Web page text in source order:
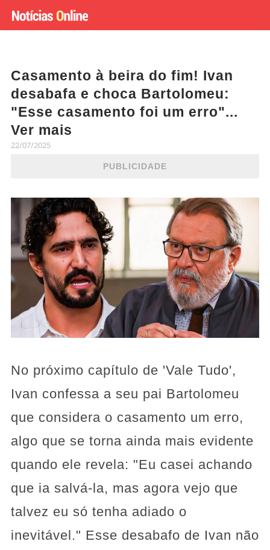
Casamento à beira do fim! Ivan
desabafa e choca Bartolomeu:
"Esse casamento foi um erro"...
Ver mais
22/07/2025
PUBLICIDADE
No próximo capítulo de 'Vale Tudo',
Ivan confessa a seu pai Bartolomeu
que considera o casamento um erro,
algo que se torna ainda mais evidente
quando ele revela: "Eu casei achando
que ia salvá-la, mas agora vejo que
talvez eu só tenha adiado o
inevitável." Esse desabafo de Ivan não